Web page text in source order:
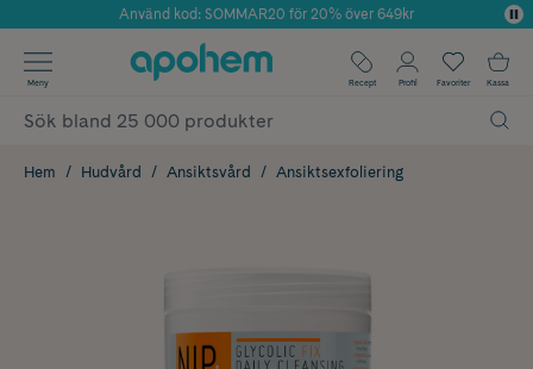
Årets Butik 2025 inom Skönhet
Använd kod: SOMMAR20 för 20% över 649kr
✓ Fri frakt
✓ Poäng på alla köp*
Meny Recept Profil Favoriter Kassa
Hem Hudvård Ansiktsvård Ansiktsexfoliering